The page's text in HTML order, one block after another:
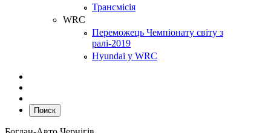
Трансмісія
WRC
Переможець Чемпіонату світу з
ралі-2019
Hyundai у WRC
Поиск